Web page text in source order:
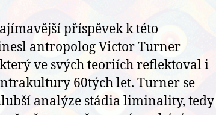
příspěvek k této
antropolog Victor Turner
ve svých teoriích reflektoval i
60tých let. Turner se
analýze stádia liminality, tedy